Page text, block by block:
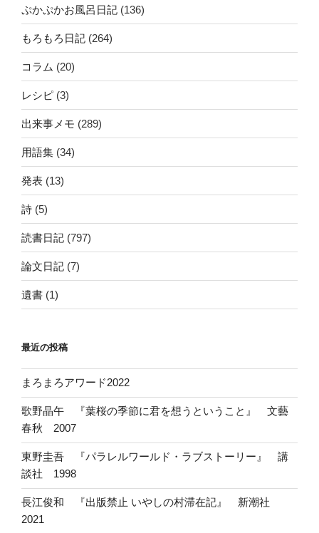
ぷかぷかお風呂日記 (136)
もろもろ日記 (264)
コラム (20)
レシピ (3)
出来事メモ (289)
用語集 (34)
発表 (13)
詩 (5)
読書日記 (797)
論文日記 (7)
遺書 (1)
最近の投稿
まろまろアワード2022
歌野晶午 『葉桜の季節に君を想うということ』 文藝
春秋 2007
東野圭吾 『パラレルワールド・ラブストーリー』 講
談社 1998
長江俊和 『出版禁止 いやしの村滞在記』 新潮社
2021